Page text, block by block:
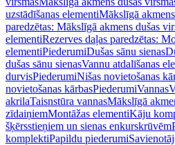
uzstādīšanas elementiMākslīgā
paredzētas: Mākslīgā akmens dušas
elementiRezerves daļas paredzētas:
elementiPiederumiDušas sānu sienas
dušas sānu sienasVannu atdalīšanas
durvisPiederumiNišas novietošanas
novietošanas kārbasPiederumiVannas
akrilaTaisnstūra vannasMākslīgā
zīdaiņiemMontāžas elementiKāju
šķērsstieņiem un sienas enkurskrūvēm
komplektiPapildu piederumi